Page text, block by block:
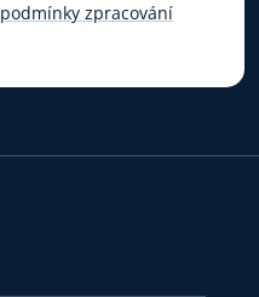
podmínky zpracování